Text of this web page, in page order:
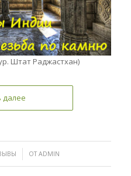
Штат Раджастхан)
далее
ОТADMIN